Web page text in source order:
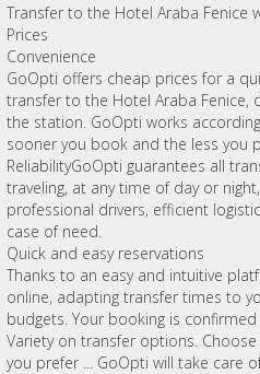
Transfer to the Hotel Araba Fenice
Prices
Convenience
GoOpti offers cheap prices for a
transfer to the Hotel Araba
the station. GoOpti works
sooner you book and the less you
ReliabilityGoOpti guarantees all
traveling, at any time of day or
professional drivers, efficient
case of need.
Quick and easy reservations
Thanks to an easy and intuitive
online, adapting transfer times to
budgets. Your booking is
Variety on transfer options.
you prefer ... GoOpti will take care